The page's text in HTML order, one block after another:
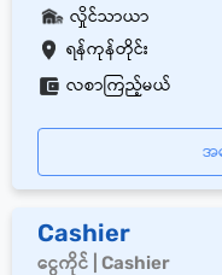
ရန်ကုန်တိုင်း
လှိုင်သာယာ
လစာကြည့်မယ်
အ
Cashier
ငွေကိုင် | Cashier